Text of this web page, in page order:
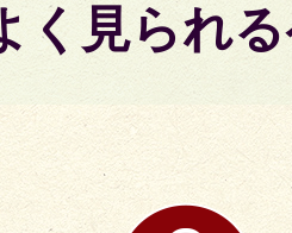
く見られ